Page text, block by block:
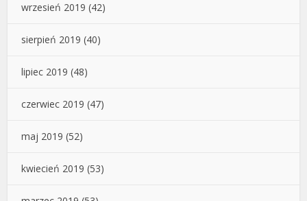
wrzesień 2019 (42)
sierpień 2019 (40)
lipiec 2019 (48)
czerwiec 2019 (47)
maj 2019 (52)
kwiecień 2019 (53)